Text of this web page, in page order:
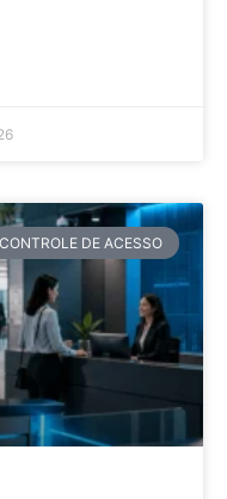
CONTROLE DE ACESSO